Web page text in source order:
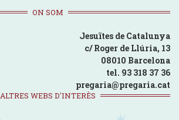
ON SOM
Jesuïtes de Catalunya
c/ Roger de Llúria, 13
08010 Barcelona
tel. 93 318 37 36
pregaria@pregaria.cat
ALTRES WEBS D'INTERÈS